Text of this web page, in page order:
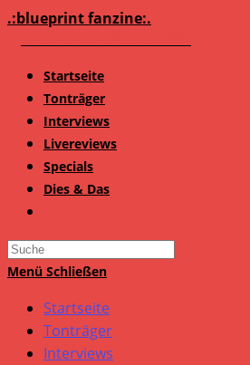
Zum
.:blueprint fanzine:.
Startseite
Tonträger
Interviews
Livereviews
Specials
Dies & Das
Search
this
Menü Schließen
Startseite
Tonträger
Interviews